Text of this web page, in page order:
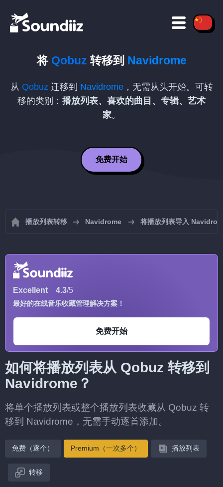
将 Qobuz 转移到 Navidrome
从 Qobuz 迁移到 Navidrome，无需从头开始。可转
移的类别： 播放列表、喜欢的曲目、专辑、艺术
家。
免费开始
播放列表转移 Navidrome 将播放列表导入
Excellent 4.3/5
最好的在线音乐收藏管理解决方案！
免费开始
如何将播放列表从 Qobuz 转移到
Navidrome？
将单个播放列表或整个播放列表收藏从 Qobuz 转
移到 Navidrome，无需手动逐首添加。
免费（逐个） Premium（一次多个） 播放列表
转移